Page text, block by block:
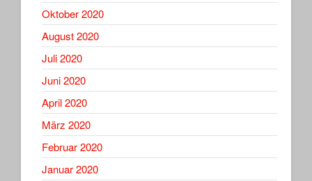
Oktober 2020
August 2020
Juli 2020
Juni 2020
April 2020
März 2020
Februar 2020
Januar 2020